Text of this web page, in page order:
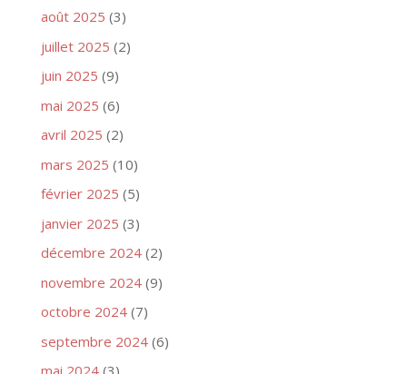
août 2025 (3)
juillet 2025 (2)
juin 2025 (9)
mai 2025 (6)
avril 2025 (2)
mars 2025 (10)
février 2025 (5)
janvier 2025 (3)
décembre 2024(2)
novembre 2024(9)
octobre 2024(7)
septembre 2024(6)